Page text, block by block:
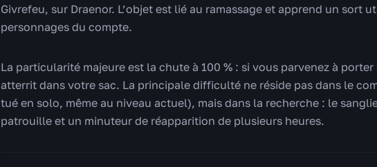
Givrefeu, sur Draenor. L’objet est lié au ramassage et apprend un sort
personnages du compte.
La particularité majeure est la chute à 100 % : si vous parvenez à
atterrit dans votre sac. La principale difficulté ne réside pas dans le
tué en solo, même au niveau actuel), mais dans la recherche : le
patrouille et un minuteur de réapparition de plusieurs heures.